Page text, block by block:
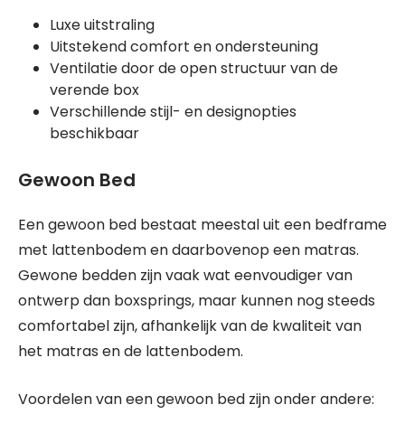
Luxe uitstraling
Uitstekend comfort en ondersteuning
Ventilatie door de open structuur van de
verende box
Verschillende stijl- en designopties
beschikbaar
Gewoon Bed
Een gewoon bed bestaat meestal uit een bedframe
met lattenbodem en daarbovenop een matras.
Gewone bedden zijn vaak wat eenvoudiger van
ontwerp dan boxsprings, maar kunnen nog steeds
comfortabel zijn, afhankelijk van de kwaliteit van
het matras en de lattenbodem.
Voordelen van een gewoon bed zijn onder andere: